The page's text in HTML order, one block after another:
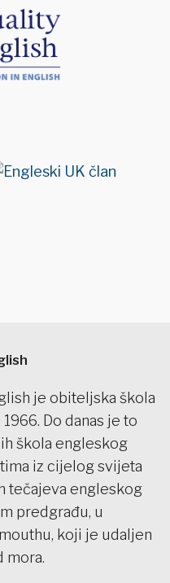
je obiteljska škola
Do danas je to
škola engleskog
iz cijelog svijeta
tečajeva engleskog
predgrađu, u
koji je udaljen
mora.